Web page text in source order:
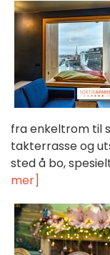
fra enkeltrom til
takterrasse og
sted å bo,
mer]